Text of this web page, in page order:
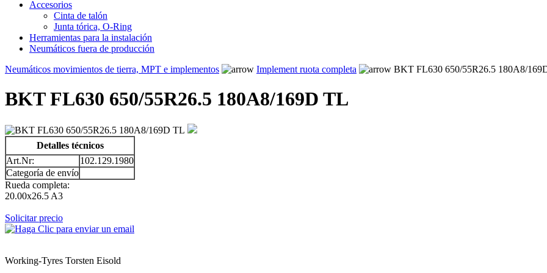
Accesorios
Cinta de talón
Junta tórica, O-Ring
Herramientas para la instalación
Neumáticos fuera de producción
Neumáticos movimientos de tierra, MPT e implementos
Implement ruota completa BKT FL630 650/55R26.5 180A8/
BKT FL630 650/55R26.5 180A8/169D TL
Detalles técnicos
Art.Nr:
102.129.1980
Categoría de envío
Rueda completa:
20.00x26.5 A3
Solicitar precio
Working-Tyres Torsten Eisold